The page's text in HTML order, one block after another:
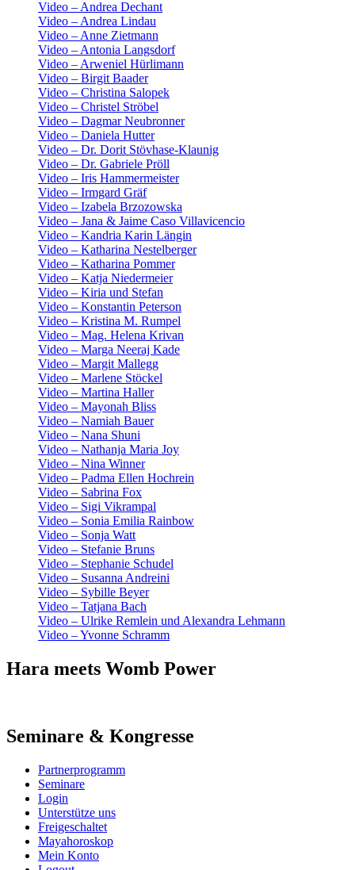
Video – Andrea Dechant
Video – Andrea Lindau
Video – Anne Zietmann
Video – Antonia Langsdorf
Video – Arweniel Hürlimann
Video – Birgit Baader
Video – Christina Salopek
Video – Christel Ströbel
Video – Dagmar Neubronner
Video – Daniela Hutter
Video – Dr. Dorit Stövhase-Klaunig
Video – Dr. Gabriele Pröll
Video – Iris Hammermeister
Video – Irmgard Gräf
Video – Izabela Brzozowska
Video – Jana & Jaime Caso Villavicencio
Video – Kandria Karin Längin
Video – Katharina Nestelberger
Video – Katharina Pommer
Video – Katja Niedermeier
Video – Kiria und Stefan
Video – Konstantin Peterson
Video – Kristina M. Rumpel
Video – Mag. Helena Krivan
Video – Marga Neeraj Kade
Video – Margit Mallegg
Video – Marlene Stöckel
Video – Martina Haller
Video – Mayonah Bliss
Video – Namiah Bauer
Video – Nana Shuni
Video – Nathanja Maria Joy
Video – Nina Winner
Video – Padma Ellen Hochrein
Video – Sabrina Fox
Video – Sigi Vikrampal
Video – Sonia Emilia Rainbow
Video – Sonja Watt
Video – Stefanie Bruns
Video – Stephanie Schudel
Video – Susanna Andreini
Video – Sybille Beyer
Video – Tatjana Bach
Video – Ulrike Remlein und Alexandra Lehmann
Video – Yvonne Schramm
Hara meets Womb Power
Seminare & Kongresse
Partnerprogramm
Seminare
Login
Unterstütze uns
Freigeschaltet
Mayahoroskop
Mein Konto